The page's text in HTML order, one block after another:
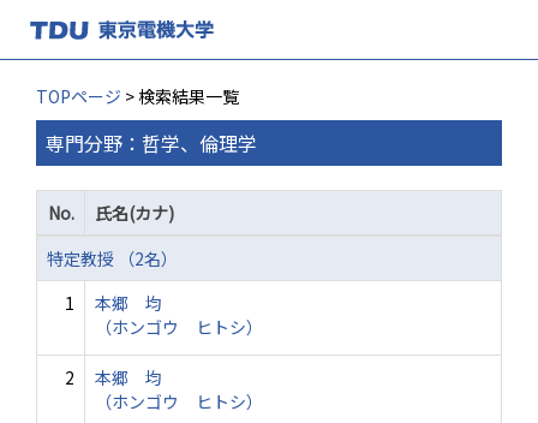
TOPページ > 検索結果一覧
専門分野：哲学、倫理学
No.
氏名(カナ)
特定教授 （2名）
1
本郷 均
（ホンゴウ ヒトシ）
2
本郷 均
（ホンゴウ ヒトシ）